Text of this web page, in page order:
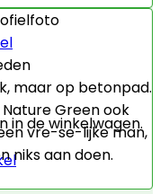
in de winkelwagen.
maar op betonpad.
Green ook
vre-se-lijke man,
niks aan doen.